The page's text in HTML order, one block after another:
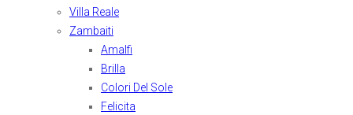
Villa Reale
Zambaiti
Amalfi
Brilla
Colori Del Sole
Felicita